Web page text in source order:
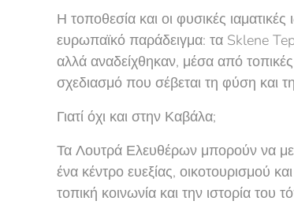
Η τοποθεσία και οι φυσικές
ευρωπαϊκό παράδειγμα: τα Sklene
αλλά αναδείχθηκαν, μέσα από
σχεδιασμό που σέβεται τη φύση και
Γιατί όχι και στην Καβάλα;
Τα Λουτρά Ελευθέρων μπορούν να
ένα κέντρο ευεξίας, οικοτουρισμού
τοπική κοινωνία και την ιστορία του